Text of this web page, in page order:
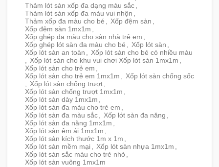
Thảm lót sàn xốp đa dạng màu sắc,
Thảm lót sàn xốp đa màu vui nhộn ,
Thảm xốp đa màu cho bé , Xốp đệm sàn ,
Xốp đệm sàn 1mx1m ,
Xốp ghép đa màu cho sàn nhà trẻ em ,
Xốp ghép lót sàn đa màu cho bé , Xốp lót sàn ,
Xốp lót sàn an toàn , Xốp lót sàn cho bé có nhiều màu
, Xốp lót sàn cho khu vui chơi Xốp lót sàn 1mx1m ,
Xốp lót sàn cho trẻ em ,
Xốp lót sàn cho trẻ em 1mx1m , Xốp lót sàn chống sốc
, Xốp lót sàn chống trượt,
Xốp lót sàn chống trượt 1mx1m ,
Xốp lót sàn dày 1mx1m ,
Xốp lót sàn đa màu cho trẻ em ,
Xốp lót sàn đa màu sắc, Xốp lót sàn đa năng ,
Xốp lót sàn đa năng 1mx1m ,
Xốp lót sàn êm ái 1mx1m ,
Xốp lót sàn kích thước 1m x 1m ,
Xốp lót sàn mềm mại, Xốp lót sàn nhựa 1mx1m ,
Xốp lót sàn sắc màu cho trẻ nhỏ ,
Xốp lót sàn vuông 1mx1m